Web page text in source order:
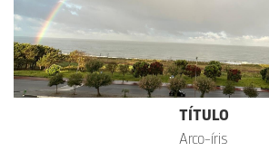
TÍTULO
Arco-íris